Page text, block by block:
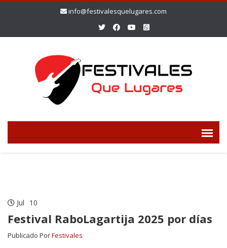
info@festivalesquelugares.com
Jul 10
Festival RaboLagartija 2025 por días
Publicado PorFestivales